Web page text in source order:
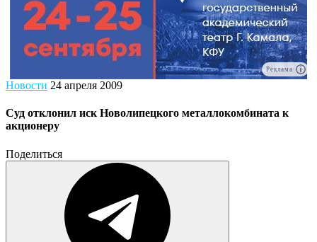
Реклама
Новости 24 апреля 2009
Суд отклонил иск Новолипецкого металлокомбината к
акционеру
Поделиться